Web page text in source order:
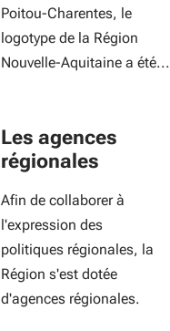
Poitou-Charentes, le
logotype de la Région
Nouvelle-Aquitaine a été...
Les agences
régionales
Afin de collaborer à
l'expression des
politiques régionales, la
Région s'est dotée
d'agences régionales.